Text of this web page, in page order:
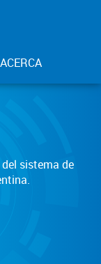
ACERCA
sistema de